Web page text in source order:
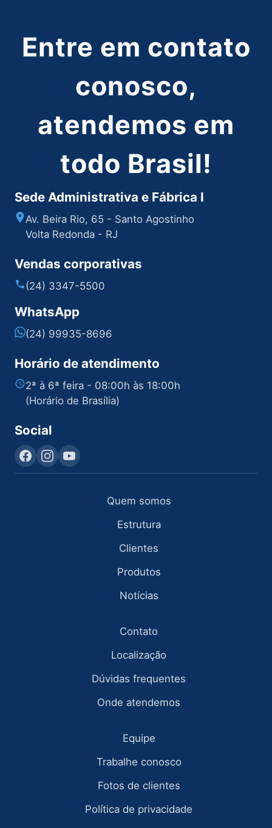
Entre em contato
conosco,
atendemos em
todo Brasil!
Sede Administrativa e Fábrica I
Av. Beira Rio, 65 - Santo Agostinho
Volta Redonda - RJ
Vendas corporativas
(24) 3347-5500
WhatsApp
(24) 99935-8696
Horário de atendimento
2ª à 6ª feira - 08:00h às 18:00h
(Horário de Brasília)
Social
Quem somos
Estrutura
Clientes
Produtos
Notícias
Contato
Localização
Dúvidas frequentes
Onde atendemos
Equipe
Trabalhe conosco
Fotos de clientes
Política de privacidade